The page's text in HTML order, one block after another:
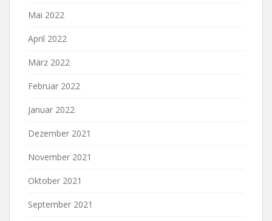
Mai 2022
April 2022
März 2022
Februar 2022
Januar 2022
Dezember 2021
November 2021
Oktober 2021
September 2021